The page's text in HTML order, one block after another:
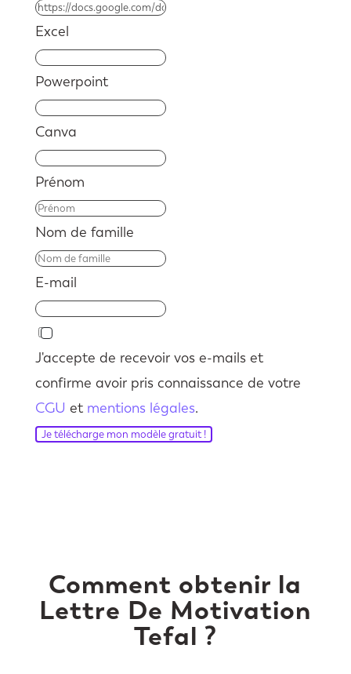
Excel
Powerpoint
Canva
Prénom
Nom de famille
E-mail
J'accepte de recevoir vos e-mails et
confirme avoir pris connaissance de votre
CGU et mentions légales.
Je télécharge mon modèle gratuit !
Comment obtenir la
Lettre De Motivation
Tefal ?